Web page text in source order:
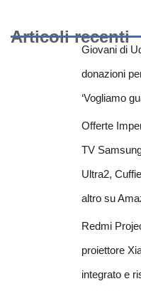
Articoli recenti
Giovani di
donazioni
‘Vogliamo
Offerte
TV
Ultra2,
altro su
Redmi
proiettore
integrato e